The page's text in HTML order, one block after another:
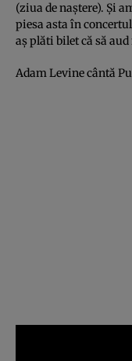
(ziua de naştere). Şi
piesa asta în
aş plăti bilet că să
Adam Levine cântă